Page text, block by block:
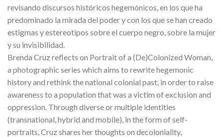
revisando discursos históricos hegemónicos, en los que ha
predominado la mirada del poder y con los que se han creado
estigmas y estereotipos sobre el cuerpo negro, sobre la mujer
y su invisibilidad.
Brenda Cruz reflects on Portrait of a (De)Colonized Woman,
a photographic series which aims to rewrite hegemonic
history and rethink the national colonial past, in order to raise
awareness to a population that was a victim of exclusion and
oppression. Through diverse or multiple identities
(transnational, hybrid and mobile), in the form of self-
portraits, Cruz shares her thoughts on decoloniality,